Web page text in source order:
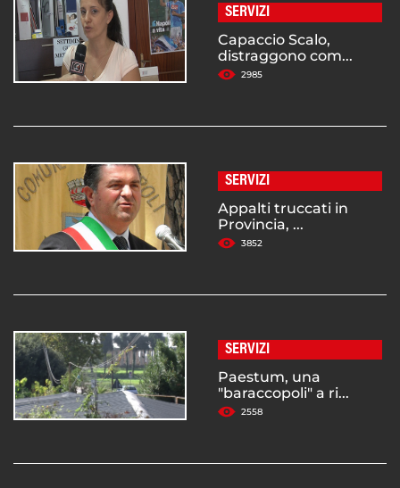
SERVIZI
Capaccio Scalo,
distraggono com...
2985
SERVIZI
Appalti truccati in
Provincia, ...
3852
SERVIZI
Paestum, una
"baraccopoli" a ri...
2558